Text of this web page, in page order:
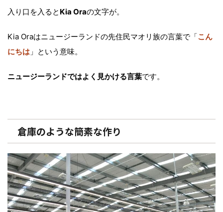
入り口を入ると Kia Oraの文字が。
Kia Oraはニュージーランドの先住民マオリ族の言葉で「こん
にちは 」という意味。
ニュージーランドではよく見かける言葉です。
倉庫のような簡素な作り